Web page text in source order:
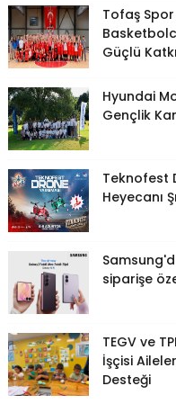
Tofaş
Güçlü
Hyundai
Gençlik
Teknofest
Heyecanı
siparişe
TEGV ve
İşçisi
Desteği